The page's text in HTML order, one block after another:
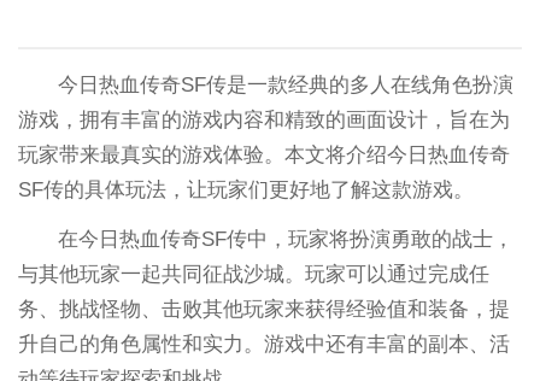
今日热血传奇SF传是一款经典的多人在线角色扮演
游戏，拥有丰富的游戏内容和精致的画面设计，旨在为
玩家带来最真实的游戏体验。本文将介绍今日热血传奇
SF传的具体玩法，让玩家们更好地了解这款游戏。
在今日热血传奇SF传中，玩家将扮演勇敢的战士，
与其他玩家一起共同征战沙城。玩家可以通过完成任
务、挑战怪物、击败其他玩家来获得经验值和装备，提
升自己的角色属性和实力。游戏中还有丰富的副本、活